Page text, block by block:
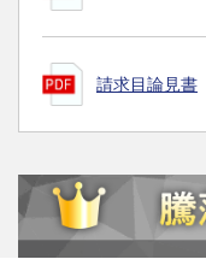
請求目論見書